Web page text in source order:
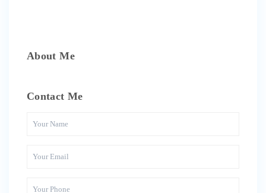
About Me
Contact Me